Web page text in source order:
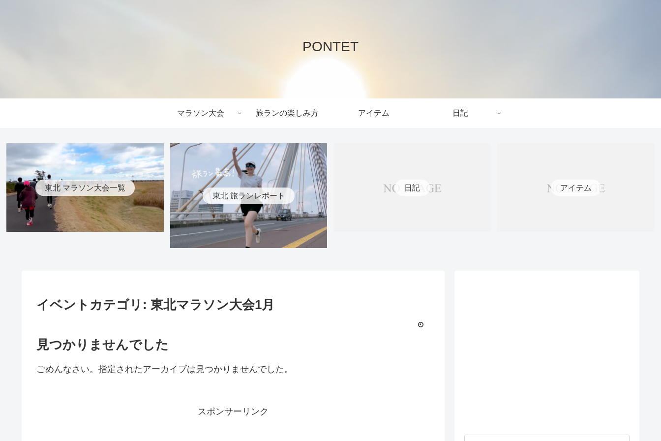
PONTET
マラソン大会 旅ランの楽しみ方 アイテム 日記
東北 マラソン大会一覧
東北 旅ランレポート
日記 アイテム
イベントカテゴリ: 東北マラソン大会1月
見つかりませんでした
ごめんなさい。指定されたアーカイブは見つかりませんでした。
スポンサーリンク